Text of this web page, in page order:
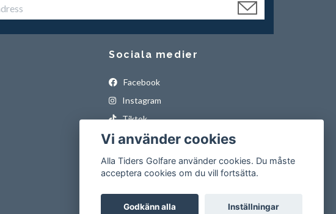
Sociala medier
Facebook
Instagram
Tiktok
Vi använder cookies
Alla Tiders Golfare använder cookies. Du måste
acceptera cookies om du vill fortsätta.
Godkänn alla Inställningar